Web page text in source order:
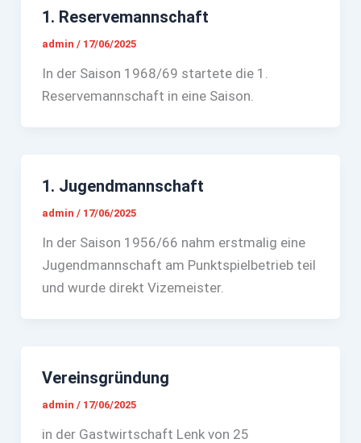
1. Reservemannschaft
admin / 17/06/2025
In der Saison 1968/69 startete die 1.
Reservemannschaft in eine Saison.
1. Jugendmannschaft
admin / 17/06/2025
In der Saison 1956/66 nahm erstmalig eine
Jugendmannschaft am Punktspielbetrieb teil
und wurde direkt Vizemeister.
Vereinsgründung
admin / 17/06/2025
in der Gastwirtschaft Lenk von 25